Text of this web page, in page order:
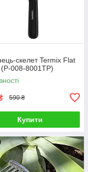
скелет Termix Flat
008-8001TP)
590 ₴
Купити